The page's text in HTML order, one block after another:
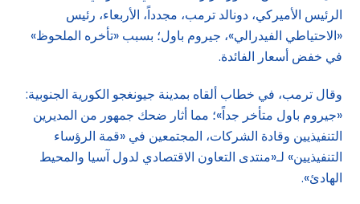
الرئيس الأميركي، دونالد ترمب، مجدداً، الأربعاء، رئيس
«الاحتياطي الفيدرالي»، جيروم باول؛ بسبب «تأخره الملحوظ»
في خفض أسعار الفائدة.
وقال ترمب، في خطاب ألقاه بمدينة جيونغجو الكورية الجنوبية:
«جيروم باول متأخر جداً»؛ مما أثار ضحك جمهور من المديرين
التنفيذيين وقادة الشركات، المجتمعين في «قمة الرؤساء
التنفيذيين» لـ«منتدى التعاون الاقتصادي لدول آسيا والمحيط
الهادئ».